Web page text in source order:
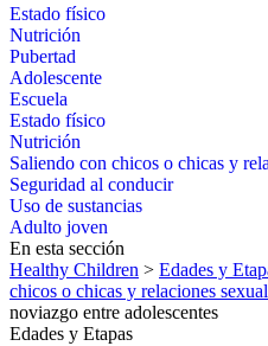
Estado físico
Nutrición
Pubertad
Adolescente
Escuela
Estado físico
Nutrición
Saliendo con chicos o chicas y
Seguridad al conducir
Uso de sustancias
Adulto joven
En esta sección
Healthy Children > Edades y
chicos o chicas y relaciones
noviazgo entre adolescentes
Edades y Etapas